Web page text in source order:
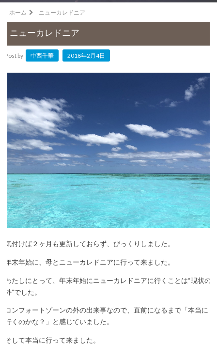
ホーム ニューカレドニア
ニューカレドニア
Post by 中西千華 2018年2月4日
気付けば２ヶ月も更新しておらず、びっくりしました。
年末年始に、母とニューカレドニアに行って来ました。
わたしにとって、年末年始にニューカレドニアに行くことは“現状の
外”でした。
コンフォートゾーンの外の出来事なので、直前になるまで「本当に
行くのかな？」と感じていました。
そして本当に行って来ました。